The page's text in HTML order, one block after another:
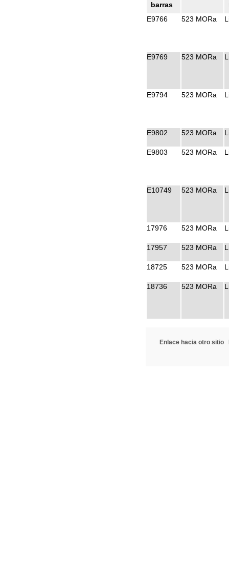
barras
E9766
523 MORa
E9769 523 MORa
E9794 523 MORa
E9802 523 MORa
E9803 523 MORa
E10749 523 MORa
17976 523 MORa
17957 523 MORa
18725 523 MORa
18736 523 MORa
Enlace hacia otro sitio